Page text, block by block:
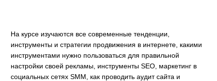
На курсе изучаются все современные тенденции,
инструменты и стратегии продвижения в интернете, какими
инструментами нужно пользоваться для правильной
настройки своей рекламы, инструменты SEO, маркетинг в
социальных сетях SMM, как проводить аудит сайта и